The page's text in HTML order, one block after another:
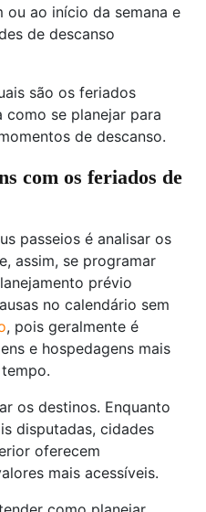
ao início da semana e
de descanso
são os feriados
se planejar para
de descanso.
com os feriados de
passeios é analisar os
assim, se programar
prévio
no calendário sem
, pois geralmente é
e hospedagens mais
os destinos. Enquanto
disputadas, cidades
oferecem
mais acessíveis.